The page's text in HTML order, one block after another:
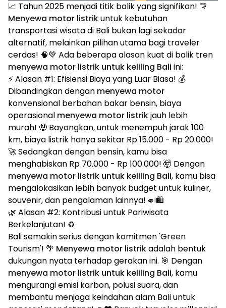
📈 Tahun 2025 menjadi titik balik yang signifikan! 🎊
Menyewa motor listrikuntuk kebutuhan
transportasi wisata di Bali bukan lagi sekadar
alternatif, melainkan pilihan utama bagi traveler
cerdas! 🧠💚 Ada beberapa alasan kuat di balik tren
menyewa motor listrik untuk keliling Bali ini:
⚡ Alasan #1: Efisiensi Biaya yang Luar Biasa! 💰
Dibandingkan dengan menyewa motor
konvensional berbahan bakar bensin, biaya
operasional menyewa motor listrikjauh lebih
murah! 🤑 Bayangkan, untuk menempuh jarak 100
km, biaya listrik hanya sekitar Rp 15.000 - Rp 20.000!
🚀 Sedangkan dengan bensin, kamu bisa
menghabiskan Rp 70.000 - Rp 100.000! 🤯 Dengan
menyewa motor listrik untuk keliling Bali, kamu bisa
mengalokasikan lebih banyak budget untuk kuliner,
souvenir, dan pengalaman lainnya! 🍛🛍️
🌿 Alasan #2: Kontribusi untuk Pariwisata
Berkelanjutan! ♻️
Bali semakin serius dengan komitmen 'Green
Tourism'! 🌴 Menyewa motor listrikadalah bentuk
dukungan nyata terhadap gerakan ini. 🎯 Dengan
menyewa motor listrik untuk keliling Bali, kamu
mengurangi emisi karbon, polusi suara, dan
membantu menjaga keindahan alam Bali untuk